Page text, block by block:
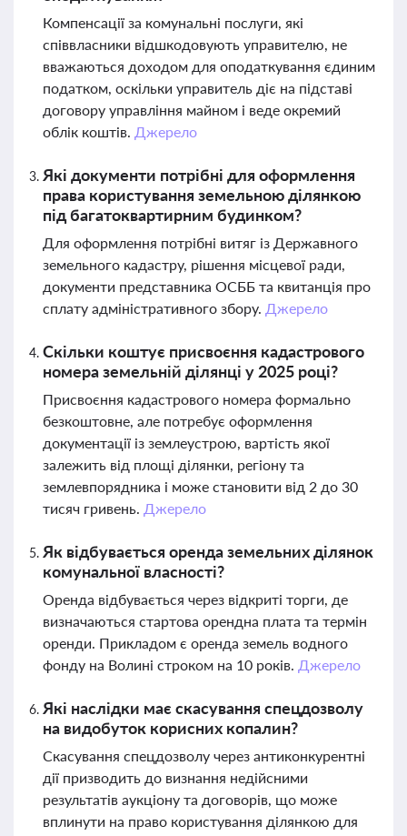
Компенсації за комунальні послуги, які
співвласники відшкодовують управителю, не
вважаються доходом для оподаткування єдиним
податком, оскільки управитель діє на підставі
договору управління майном і веде окремий
облік коштів. Джерело
Які документи потрібні для оформлення
права користування земельною ділянкою
під багатоквартирним будинком?
Для оформлення потрібні витяг із Державного
земельного кадастру, рішення місцевої ради,
документи представника ОСББ та квитанція про
сплату адміністративного збору. Джерело
Скільки коштує присвоєння кадастрового
номера земельній ділянці у 2025 році?
Присвоєння кадастрового номера формально
безкоштовне, але потребує оформлення
документації із землеустрою, вартість якої
залежить від площі ділянки, регіону та
землевпорядника і може становити від 2 до 30
тисяч гривень. Джерело
Як відбувається оренда земельних ділянок
комунальної власності?
Оренда відбувається через відкриті торги, де
визначаються стартова орендна плата та термін
оренди. Прикладом є оренда земель водного
фонду на Волині строком на 10 років. Джерело
Які наслідки має скасування спецдозволу
на видобуток корисних копалин?
Скасування спецдозволу через антиконкурентні
дії призводить до визнання недійсними
результатів аукціону та договорів, що може
вплинути на право користування ділянкою для